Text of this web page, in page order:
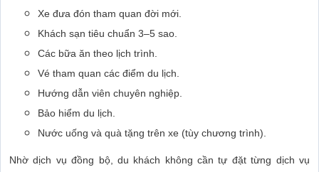
Xe đưa đón tham quan đời mới.
Khách sạn tiêu chuẩn 3–5 sao.
Các bữa ăn theo lịch trình.
Vé tham quan các điểm du lịch.
Hướng dẫn viên chuyên nghiệp.
Bảo hiểm du lịch.
Nước uống và quà tặng trên xe (tùy chương trình).
Nhờ dịch vụ đồng bộ, du khách không cần tự đặt từng dịch vụ